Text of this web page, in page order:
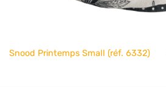
Snood Printemps Small (réf. 6332)